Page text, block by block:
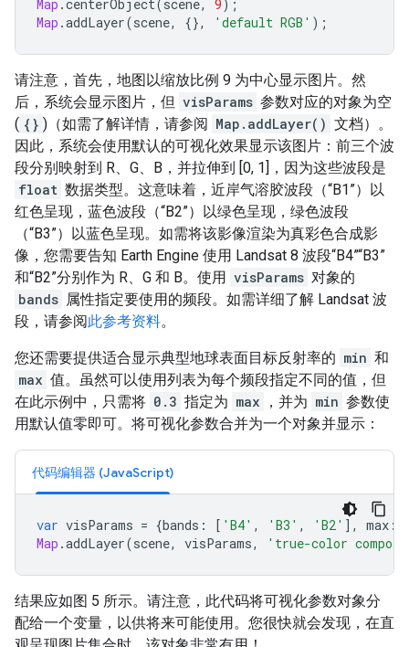
Map .centerObject( scene, 9 );
Map .addLayer(scene, {}, 'default RGB' );
请注意，首先，地图以缩放比例 9 为中心显示图片。然
后，系统会显示图片，但 visParams 参数对应的对象为空
( {} )（如需了解详情，请参阅 Map.addLayer() 文档）。
因此，系统会使用默认的可视化效果显示该图片：前三个波
段分别映射到 R、G、B，并拉伸到 [0, 1]，因为这些波段是
float 数据类型。这意味着，近岸气溶胶波段（“B1”）以
红色呈现，蓝色波段（“B2”）以绿色呈现，绿色波段
（“B3”）以蓝色呈现。如需将该影像渲染为真彩色合成影
像，您需要告知 Earth Engine 使用 Landsat 8 波段“B4”“B3”
和“B2”分别作为 R、G 和 B。使用 visParams 对象的
bands 属性指定要使用的频段。如需详细了解 Landsat 波
段，请参阅此参考资料。
您还需要提供适合显示典型地球表面目标反射率的 min 和
max 值。虽然可以使用列表为每个频段指定不同的值，但
在此示例中，只需将 0.3 指定为 max ，并为 min 参数使
用默认值零即可。将可视化参数合并为一个对象并显示：
代码编辑器 (JavaScript)
var visParams = {bands : [ 'B4' , 'B3' , 'B2' ], max :
Map .addLayer(scene, visParams, 'true-color
结果应如图 5 所示。请注意，此代码将可视化参数对象分
配给一个变量，以供将来可能使用。您很快就会发现，在直